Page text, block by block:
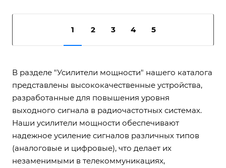
1 2 3 4 5
В разделе "Усилители мощности" нашего каталога
представлены высококачественные устройства,
разработанные для повышения уровня
выходного сигнала в радиочастотных системах.
Наши усилители мощности обеспечивают
надежное усиление сигналов различных типов
(аналоговые и цифровые), что делает их
незаменимыми в телекоммуникациях,